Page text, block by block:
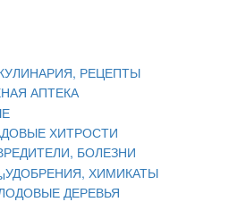
РЕЦЕПТЫ
АПТЕКА
ХИТРОСТИ
БОЛЕЗНИ
УДОБРЕНИЯ, ХИМИКАТЫ
ДЕРЕВЬЯ